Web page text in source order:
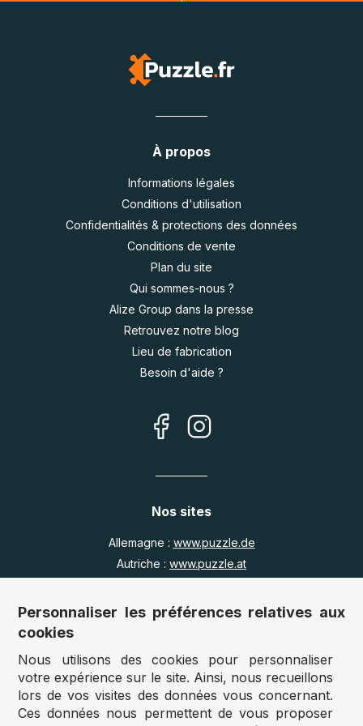
À propos
Informations légales
Conditions d'utilisation
Confidentialités & protections des données
Conditions de vente
Plan du site
Qui sommes-nous ?
Alize Group dans la presse
Retrouvez notre blog
Lieu de fabrication
Besoin d'aide ?
Nos sites
Allemagne : www.puzzle.de
Autriche : www.puzzle.at
Royaume Uni :
www.jigsawpuzzle.co.uk
Accès revendeurs / détaillants
Vous avez un magasin ?
Vous souhaitez accéder à nos prix revendeurs ?
Personnaliser les préférences relatives aux
cookies
Nous utilisons des cookies pour personnaliser
votre expérience sur le site. Ainsi, nous recueillons
lors de vos visites des données vous concernant.
Ces données nous permettent de vous proposer